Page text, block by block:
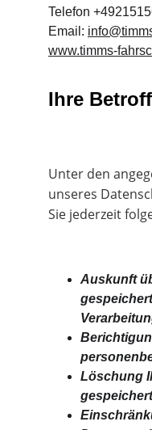
Telefon
Email:
www.timms-
Ihre
Unter den
unseres
Sie jederzeit
Auskunft
Löschung